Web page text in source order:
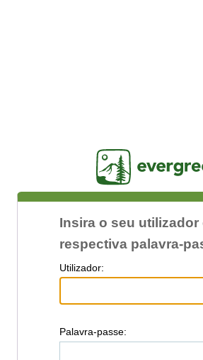
Insira o seu utilizador
respectiva palavra-
Utilizador:
Palavra-passe: